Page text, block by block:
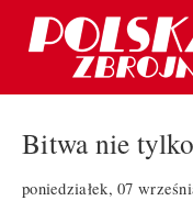
Bitwa nie
poniedziałek, 07